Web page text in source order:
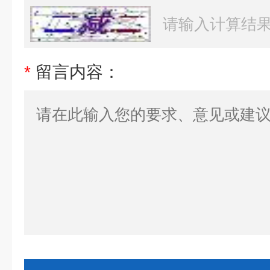
* 留言内容：